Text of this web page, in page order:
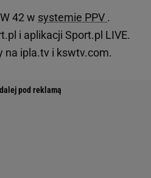
42 w systemie PPV .
i aplikacji Sport.pl LIVE.
na ipla.tv i kswtv.com.